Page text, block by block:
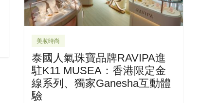
美妝時尚
泰國人氣珠寶品牌RAVIPA進
駐K11 MUSEA：香港限定金
線系列、獨家Ganesha互動體
驗